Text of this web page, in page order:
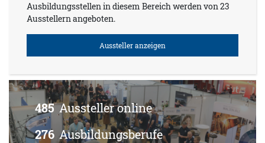
Ausbildungsstellen in diesem Bereich werden von 23
Ausstellern angeboten.
Aussteller anzeigen
485Aussteller online
276 Ausbildungsberufe